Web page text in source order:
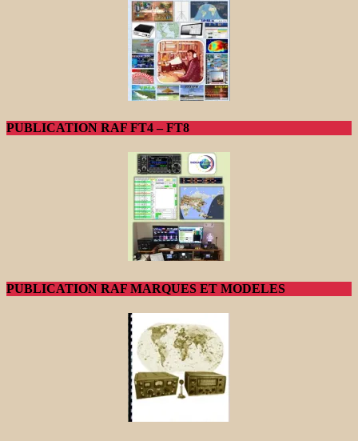
PUBLICATION RAF FT4 – FT8
PUBLICATION RAF MARQUES ET MODELES